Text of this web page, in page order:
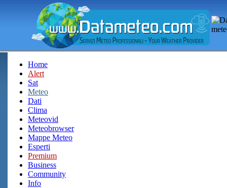
Home
Alert
Sat
Meteo
Dati
Clima
Meteovid
Meteobrowser
Mappe Meteo
Esperti
Premium
Business
Community
Info